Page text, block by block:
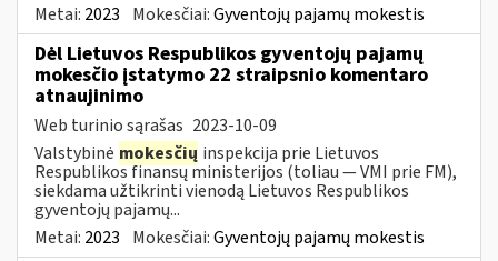
Metai: 2023 Mokesčiai:Gyventojų pajamų mokestis
Dėl Lietuvos Respublikos gyventojų pajamų
mokesčio įstatymo 22 straipsnio komentaro
atnaujinimo
Web turinio sąrašas 2023-10-09
Valstybinė mokesčių inspekcija prie Lietuvos
Respublikos finansų ministerijos (toliau — VMI prie FM),
siekdama užtikrinti vienodą Lietuvos Respublikos
gyventojų pajamų...
Metai: 2023 Mokesčiai:Gyventojų pajamų mokestis